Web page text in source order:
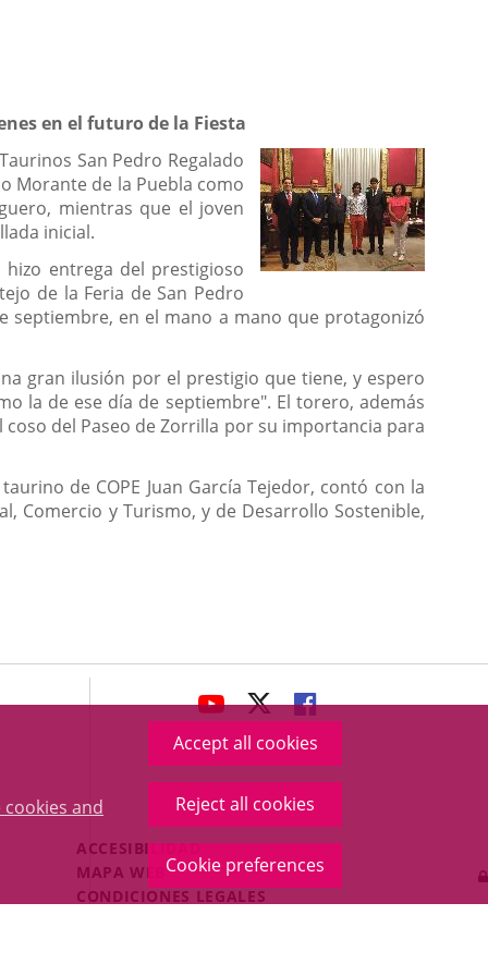
cookies and
Accept all cookies
Reject all cookies
Cookie preferences
en el futuro de la Fiesta
San Pedro Regalado
Morante de la Puebla como
mientras que el joven
inicial.
hizo entrega del prestigioso
de la Feria de San Pedro
en el mano a mano que protagonizó
gran ilusión por el prestigio que tiene, y espero
la de ese día de septiembre". El torero, además
del Paseo de Zorrilla por su importancia para
de COPE Juan García Tejedor, contó con la
Comercio y Turismo, y de Desarrollo Sostenible,
avaHeaderSocial
LINK
TO
EXTERNAL
APPLICATION.
LINK
TO
EXTERNAL
APPLICATION.
LINK
TO
EXTERNAL
APPLICATION.
Menú
Legal
Footer
ACCESIBILIDAD
MAPA WEB
CONDICIONES LEGALES